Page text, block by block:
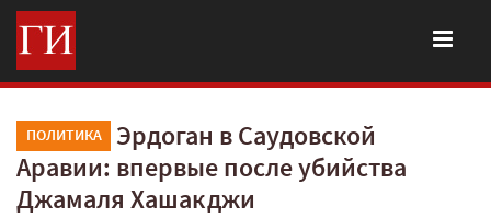
ПОЛИТИКА
Эрдоган в Саудовской
Аравии: впервые после убийства
Джамаля Хашакджи